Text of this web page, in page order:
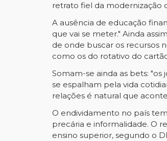
retrato fiel da modernização
A ausência de educação
que vai se meter." Ainda
de onde buscar os recursos
como os do rotativo do
Somam-se ainda as bets:
se espalham pela vida
relações é natural que
O endividamento no país
precária e informalidade. O
ensino superior, segundo o